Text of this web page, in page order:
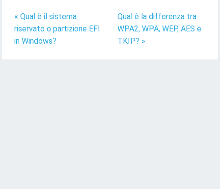
« Qual è il sistema
riservato o partizione EFI
in Windows?
Qual è la differenza tra
WPA2, WPA, WEP, AES e
TKIP? »